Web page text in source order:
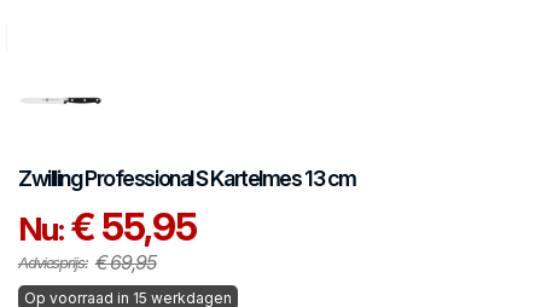
ZwillingProfessional SKartelmes 13 cm
Nu:€ 55,95
Adviesprijs: € 69,95
Op voorraad in 15 werkdagen